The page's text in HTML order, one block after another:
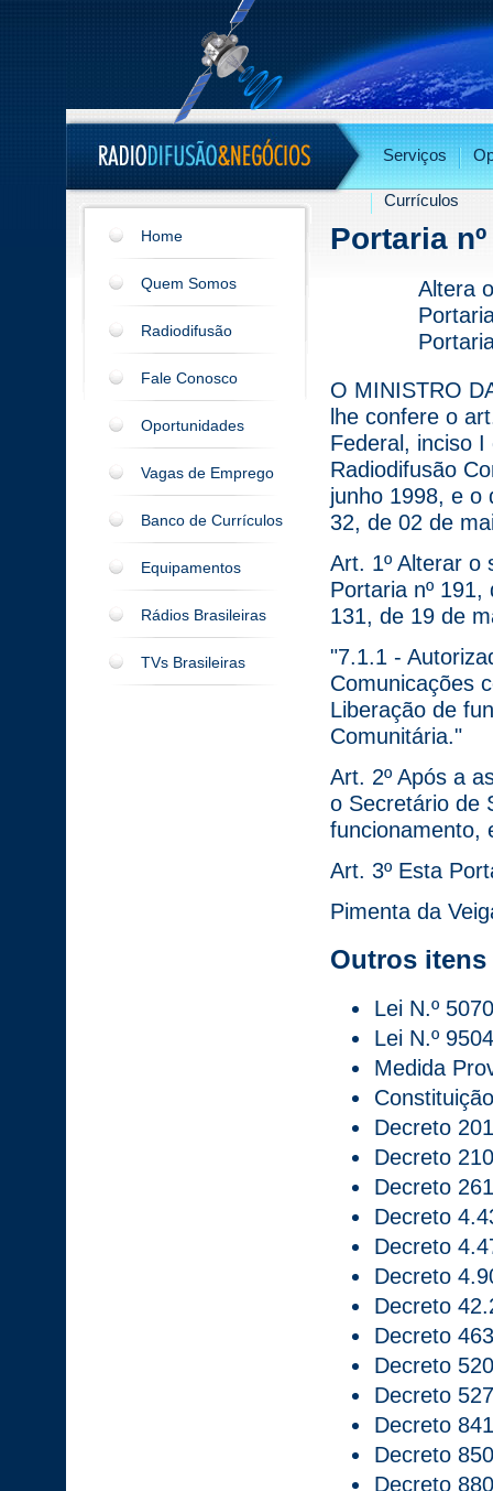
Serviços
Currículos
Home
Quem Somos
Radiodifusão
Fale Conosco
Oportunidades
Vagas de Emprego
Banco de Currículos
Equipamentos
Rádios Brasileiras
TVs Brasileiras
Portaria
Altera
O MINISTRO
lhe confere o
Federal, inciso
Radiodifusão
junho 1998, e o
32, de 02 de
Art. 1º Alterar o
Portaria nº
131, de 19 de
"7.1.1 -
Comunicações
Liberação de
Comunitária."
Art. 2º Após a
o Secretário de
funcionamento,
Art. 3º Esta
Pimenta da
Outros
Lei N.º
Lei N.º
Medida
Decreto
Decreto
Decreto
Decreto
Decreto
Decreto
Decreto
Decreto
Decreto
Decreto
Decreto
Decreto
Decreto